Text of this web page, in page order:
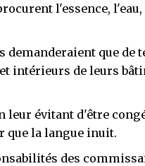
l'essence,
demanderaient que
intérieurs de leurs
leur évitant d'être
que la langue inuit.
des